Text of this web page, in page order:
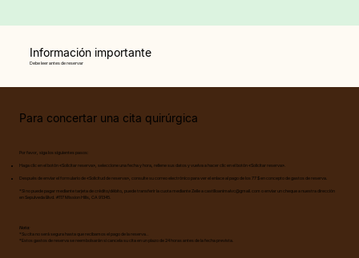
Información importante
Debe leer antes de reservar
Para concertar una cita quirúrgica
Por favor, siga los siguientes pasos:
Haga clic en el botón «Solicitar reserva», seleccione una fecha y hora, rellene sus datos y vuelva a hacer clic en el botón «Solicitar reserva».
Después de enviar el formulario de «Solicitud de reserva», consulte su correo electrónico para ver el enlace al pago de los 77 $ en concepto de gastos de reserva.
*Si no puede pagar mediante tarjeta de crédito/débito, puede transferir la cuota mediante Zelle acastilloanimalvc@gmail.com o enviar un cheque a nuestra dirección
en Sepulveda Blvd. #117 Mission Hills, CA 91345.
Nota:
*Su cita no será segura hasta que recibamos el pago de la reserva..
*Estos gastos de reserva se reembolsarán si cancela su cita en un plazo de 24 horas antes de la fecha prevista.